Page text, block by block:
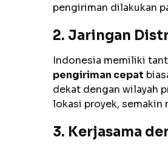
pengiriman dilakukan
2. Jaringan
Indonesia memiliki
pengiriman cepat
dekat dengan wilayah
lokasi proyek,
3. Kerjasama